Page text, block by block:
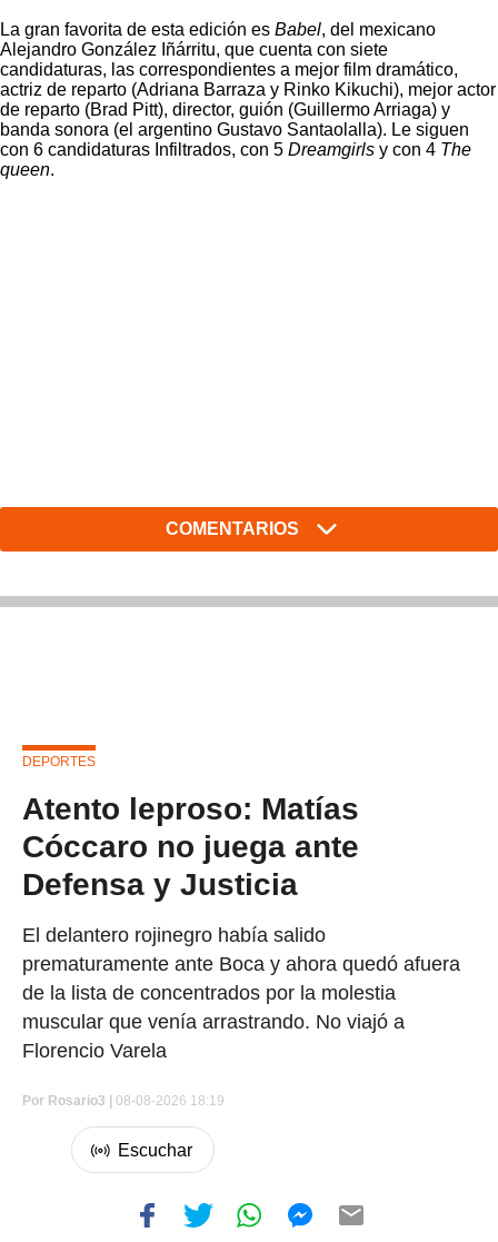
La gran favorita de esta edición es Babel, del mexicano
Alejandro González Iñárritu, que cuenta con siete
candidaturas, las correspondientes a mejor film dramático,
actriz de reparto (Adriana Barraza y Rinko Kikuchi), mejor actor
de reparto (Brad Pitt), director, guión (Guillermo Arriaga) y
banda sonora (el argentino Gustavo Santaolalla). Le siguen
con 6 candidaturas Infiltrados, con 5 Dreamgirls y con 4 The
queen.
COMENTARIOS